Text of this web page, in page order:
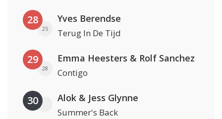
28
25
Yves Berendse
Terug In De Tijd
29
28
Emma Heesters & Rolf Sanchez
Contigo
30 Alok & Jess Glynne
Summer's Back